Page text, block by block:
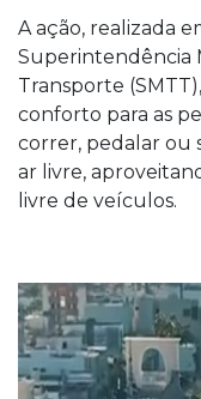
A ação, realizada
Superintendência
Transporte
conforto para as
correr, pedalar ou
ar livre,
livre de veículos.